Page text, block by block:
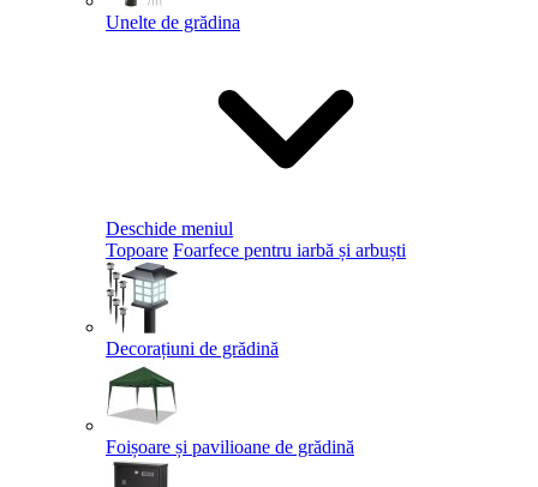
Unelte de grădina
Deschide meniul
Topoare Foarfece pentru iarbă și arbuști
Decorațiuni de grădină
Foișoare și pavilioane de grădină